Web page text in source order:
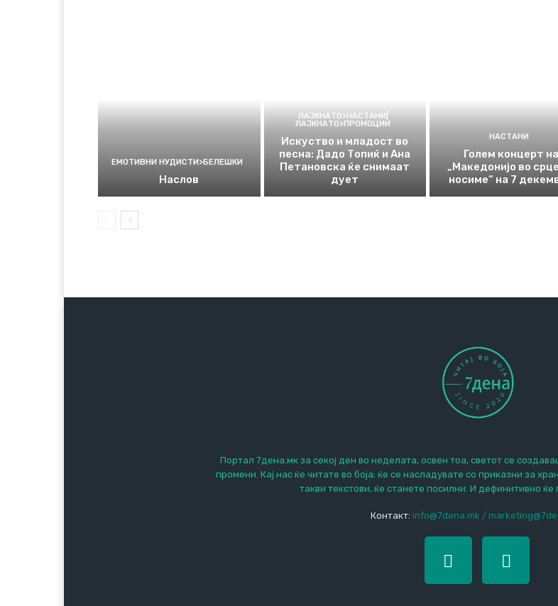
ЕМОТИВНИ НУДИСТИ>БЕЛЕШКИ
Наслов
ЛАЈКНАТО>НАСТАНИ|
ЛАЈКНАТО>ПРОМОЦИИ
Искуство и младост во
песна: Дадо Топиќ и Ана
Петановска ќе снимаат
дует
НАСТАНИ
Голем концерт на
„Македонијо во
носиме“ на 7
Портал 7дена.мк за секој ден во неделата, освен тоа, светот се
промени. Кај нас ќе читате во боја: ќе се насладувате со приказни за
такви текстови, ќе станете посилни. И дефинитивно ќе
Контакт: info@7dena.mk /